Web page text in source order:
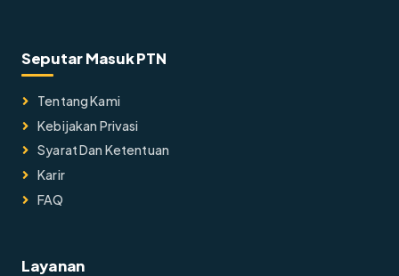
Seputar Masuk PTN
Tentang Kami
Kebijakan Privasi
Syarat Dan Ketentuan
Karir
FAQ
Layanan